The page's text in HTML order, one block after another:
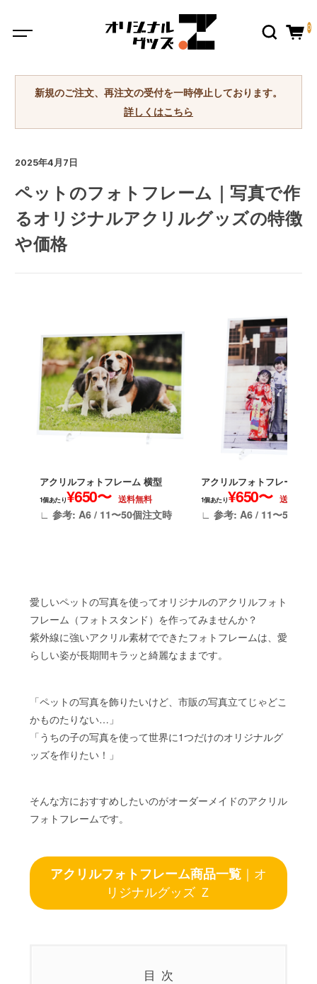
0
新規のご注文、再注文の受付を一時停止しております。
詳しくはこちら
2025年4月7日
ペットのフォトフレーム｜写真で作
るオリジナルアクリルグッズの特徴
や価格
アクリルフォトフレーム 横型
1個あたり¥650〜 送料無料
∟ 参考: A6 / 11〜50個注文時
アクリルフォトフレーム 縦
1個あたり¥650〜 送料無料
∟ 参考: A6 / 11〜50個注
愛しいペットの写真を使ってオリジナルのアクリルフォト
フレーム（フォトスタンド）を作ってみませんか？
紫外線に強いアクリル素材でできたフォトフレームは、愛
らしい姿が長期間キラッと綺麗なままです。
「ペットの写真を飾りたいけど、市販の写真立てじゃどこ
かものたりない…」
「うちの子の写真を使って世界に1つだけのオリジナルグ
ッズを作りたい！」
そんな方におすすめしたいのがオーダーメイドのアクリル
フォトフレームです。
アクリルフォトフレーム商品一覧 ｜オ
リジナルグッズ Ｚ
目次